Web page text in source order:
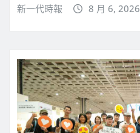
新一代時報 8 月 6, 2026